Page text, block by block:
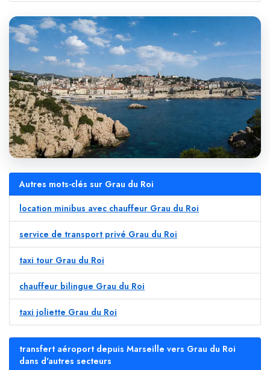
Autres mots-clés sur Grau du Roi
location minibus avec chauffeur Grau du Roi
service de transport privé Grau du Roi
taxi tour Grau du Roi
chauffeur bilingue Grau du Roi
taxi joliette Grau du Roi
transfert aéroport depuis Marseille vers Grau du Roi
dans d'autres secteurs